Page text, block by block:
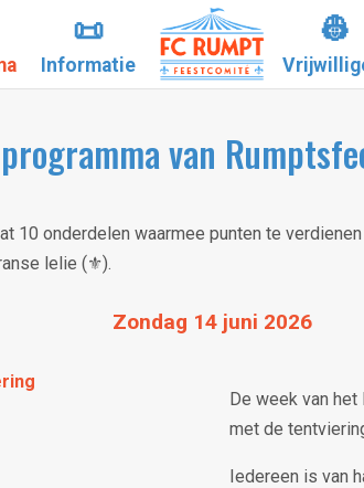
📜
Informatie
👷
van
10 onderdelen waarmee punten te
lelie (⚜️).
Zondag 14 juni 2026
De week van
met de
Iedereen is van